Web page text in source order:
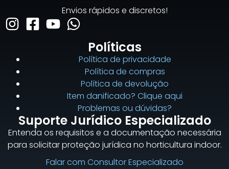
Envios rápidos e discretos!
Políticas
Política de privacidade
Política de compras
Política de devolução
Item danificado? Clique aqui
Problemas ou dúvidas?
Suporte Jurídico Especializado
Entenda os requisitos e a documentação necessária
para solicitar proteção jurídica no horticultura indoor.
Falar com Consultor Especializado